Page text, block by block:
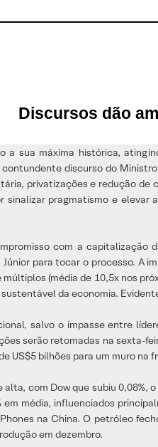
Discursos dão
a sua máxima histórica,
discurso do
privatizações e redução de
pragmatismo e elevar
com a
para tocar o processo.
(média de 10,5x nos
da economia.
salvo o impasse entre
serão retomadas na sexta-
US$5 bilhões para um muro na
com Dow que subiu
em média, influenciados
na China. O petróleo
em dezembro.